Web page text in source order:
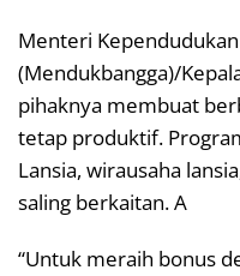
Menteri
(Mendukbangga)/
pihaknya membuat
tetap produktif.
Lansia, wirausaha
saling berkaitan. A
“Untuk meraih bonus